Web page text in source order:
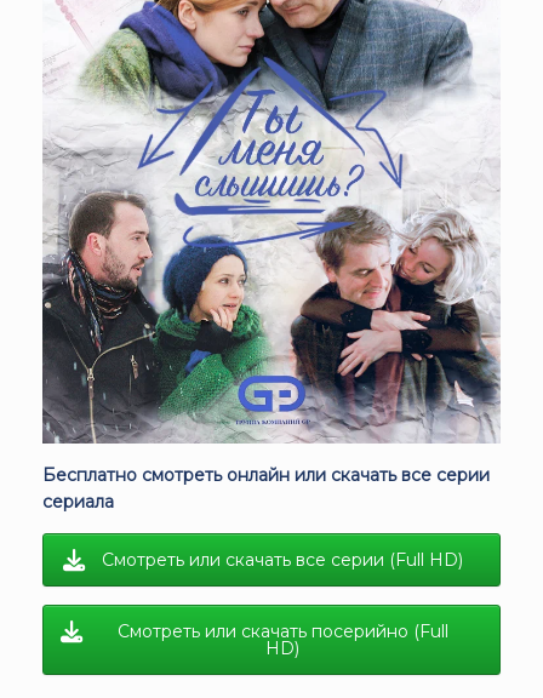
Бесплатно смотреть онлайн или скачать все серии
сериала
Смотреть или скачать все серии (Full HD)
Смотреть или скачать посерийно (Full
HD)